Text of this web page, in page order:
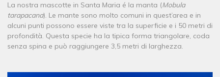
La nostra mascotte in Santa Maria é la manta (Mobula
tarapacana). Le mante sono molto comuni in quest’area e in
alcuni punti possono essere viste tra la superficie e i 50 metri di
profondità. Questa specie ha la tipica forma triangolare, coda
senza spina e può raggiungere 3,5 metri di larghezza.